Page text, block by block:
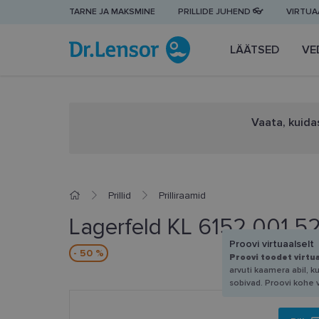
TARNE JA MAKSMINE PRILLIDE JUHEND 👓
LÄÄTSED
Vaata,
Prillid Prilliraamid
Lagerfeld KL 6152 001
- 50 %
Proovi virtuaalselt
Proovi toodet
arvuti kaamera abil,
sobivad. Proovi